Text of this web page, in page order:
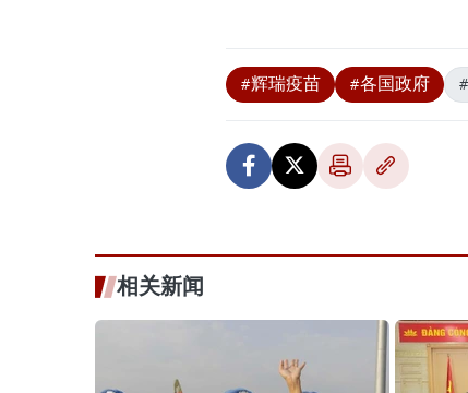
#辉瑞疫苗 #各国政府
相关新闻